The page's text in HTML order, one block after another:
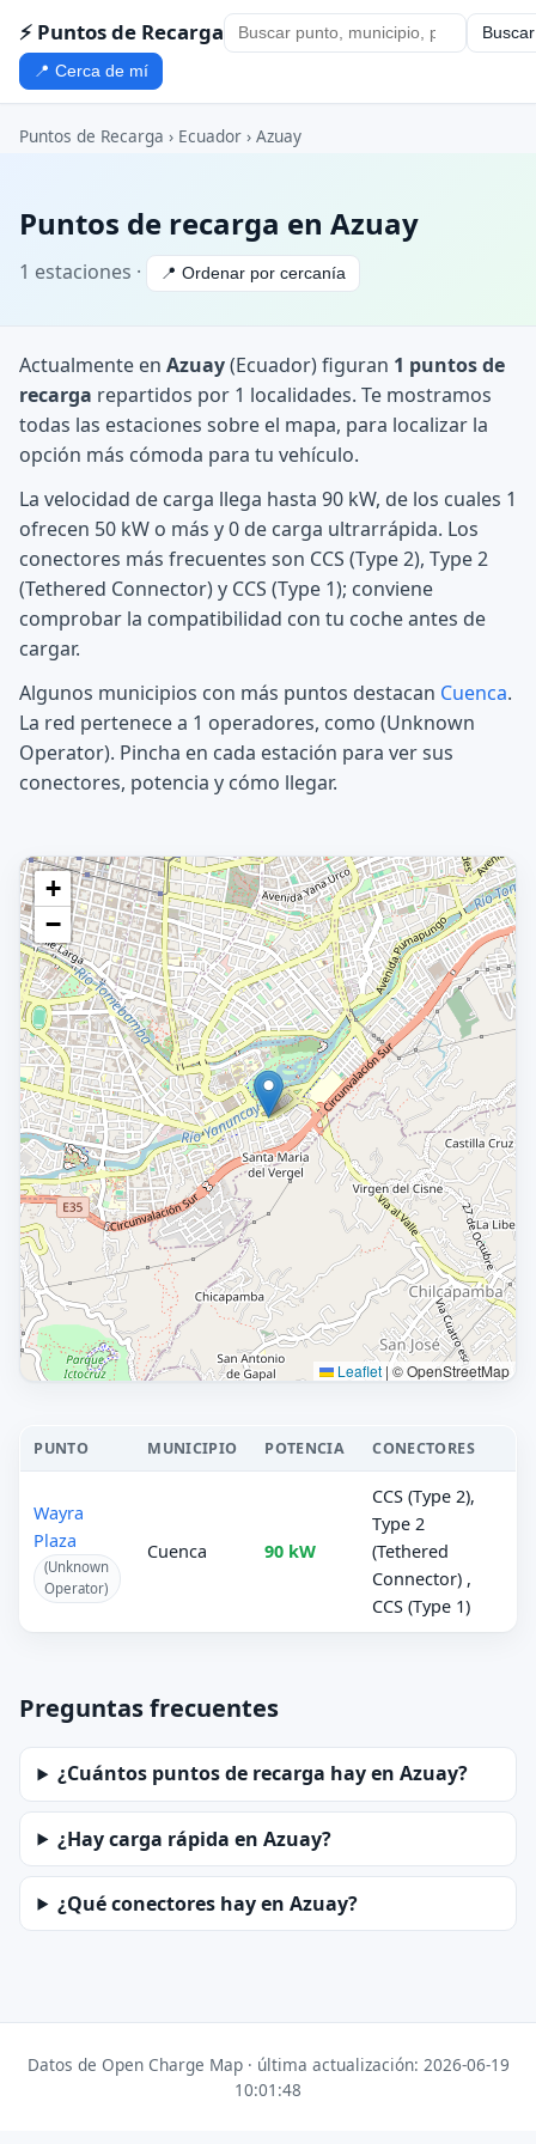
⚡ Puntos de Recarga Buscar
📍 Cerca de mí
Puntos de Recarga › Ecuador › Azuay
Puntos de recarga en Azuay
1 estaciones · 📍 Ordenar por cercanía
Actualmente en Azuay(Ecuador) figuran 1 puntos de
recarga repartidos por 1 localidades. Te mostramos
todas las estaciones sobre el mapa, para localizar la
opción más cómoda para tu vehículo.
La velocidad de carga llega hasta 90 kW, de los cuales 1
ofrecen 50 kW o más y 0 de carga ultrarrápida. Los
conectores más frecuentes son CCS (Type 2), Type 2
(Tethered Connector) y CCS (Type 1); conviene
comprobar la compatibilidad con tu coche antes de
cargar.
Algunos municipios con más puntos destacan Cuenca.
La red pertenece a 1 operadores, como (Unknown
Operator). Pincha en cada estación para ver sus
conectores, potencia y cómo llegar.
+
−
Leaflet | © OpenStreetMap
PUNTO MUNICIPIO POTENCIA CONECTORES
Wayra
Plaza
(Unknown
Operator)
Cuenca 90 kW
CCS (Type 2),
Type 2
(Tethered
Connector) ,
CCS (Type 1)
Preguntas frecuentes
¿Cuántos puntos de recarga hay en Azuay?
¿Hay carga rápida en Azuay?
¿Qué conectores hay en Azuay?
Datos de Open Charge Map · última actualización: 2026-06-19
10:01:48